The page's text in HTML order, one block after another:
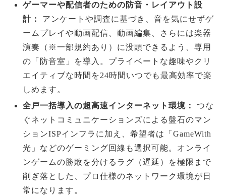
ゲーマーや配信者のための防音・レイアウト設
計：
アンケートや調査に基づき、音を気にせずゲ
ームプレイや動画配信、動画編集、さらには楽器
演奏（※一部規約あり）に没頭できるよう、専用
の「防音室」を導入。プライベートな趣味やクリ
エイティブな時間を24時間いつでも最高効率で楽
しめます。
全戸一括導入の超高速インターネット環境：
つな
ぐネットコミュニケーションズによる盤石のマン
ションISPインフラに加え、希望者は「GameWith
光」などのゲーミング回線も選択可能。オンライ
ンゲームの勝敗を分けるラグ（遅延）を極限まで
削ぎ落とした、プロ仕様のネットワーク環境が日
常になります。